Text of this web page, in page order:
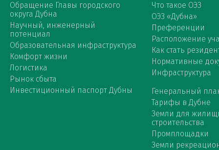
Обращение Главы городского
округа Дубна
Научный, инженерный
потенциал
Образовательная инфраструктура
Комфорт жизни
Логистика
Рынок сбыта
Инвестиционный паспорт Дубны
Что такое ОЭЗ
ОЭЗ «Дубна»
Преференции
Расположение
Как стать
Нормативные
Инфраструктура
Генеральный
Тарифы в Дубне
Земли для
строительства
Промплощадки
Земли